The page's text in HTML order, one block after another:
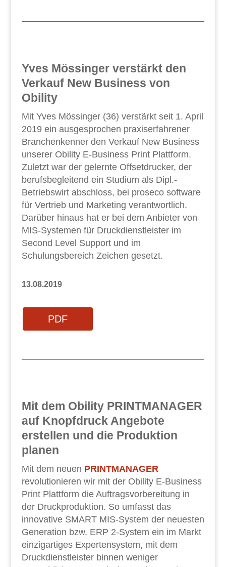
Yves Mössinger verstärkt den
Verkauf New Business von
Obility
Mit Yves Mössinger (36) verstärkt seit 1. April
2019 ein ausgesprochen praxiserfahrener
Branchenkenner den Verkauf New Business
unserer Obility E-Business Print Plattform.
Zuletzt war der gelernte Offsetdrucker, der
berufsbegleitend ein Studium als Dipl.-
Betriebswirt abschloss, bei proseco software
für Vertrieb und Marketing verantwortlich.
Darüber hinaus hat er bei dem Anbieter von
MIS-Systemen für Druckdienstleister im
Second Level Support und im
Schulungsbereich Zeichen gesetzt.
13.08.2019
PDF
Mit dem Obility PRINTMANAGER
auf Knopfdruck Angebote
erstellen und die Produktion
planen
Mit dem neuen PRINTMANAGER
revolutionieren wir mit der Obility E-Business
Print Plattform die Auftragsvorbereitung in
der Druckproduktion. So umfasst das
innovative SMART MIS-System der neuesten
Generation bzw. ERP 2-System ein im Markt
einzigartiges Expertensystem, mit dem
Druckdienstleister binnen weniger